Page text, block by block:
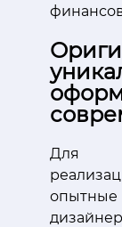
Для
опытные